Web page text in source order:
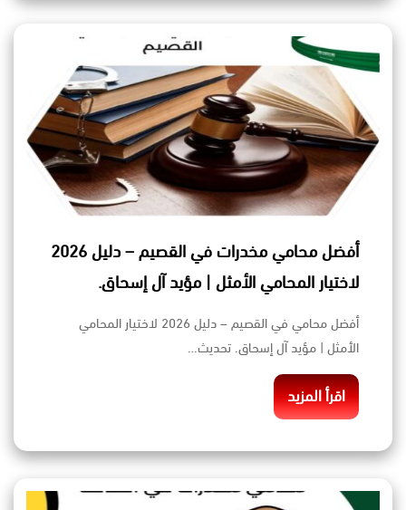
أفضل محامي مخدرات في القصيم – دليل 2026
لاختيار المحامي الأمثل | مؤيد آل إسحاق.
أفضل محامي في القصيم – دليل 2026 لاختيار المحامي
الأمثل | مؤيد آل إسحاق. تحديث…
اقرأ المزيد